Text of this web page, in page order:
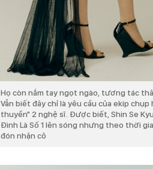
Họ còn nắm tay ngọt ngào, tương tác
Vẫn biết đây chỉ là yêu cầu của ekip
thuyền" 2 nghệ sĩ. Được biết, Shin Se
Đình Là Số 1 lên sóng nhưng theo thời
đón nhận cô